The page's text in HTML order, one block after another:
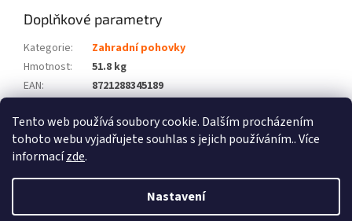
Tento web používá soubory cookie. Dalším procházením
tohoto webu vyjadřujete souhlas s jejich používáním.. Více
informacízde.
Nastavení
Doplňkové parametry
Kategorie:
Zahradní pohovky
Hmotnost:
51.8 kg
EAN:
8721288345189
Počet balíků: 4
Vytvořil Shoptet